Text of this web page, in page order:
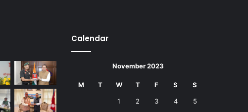
Calendar
November 2023
M T W T F S S
1 2 3 4 5